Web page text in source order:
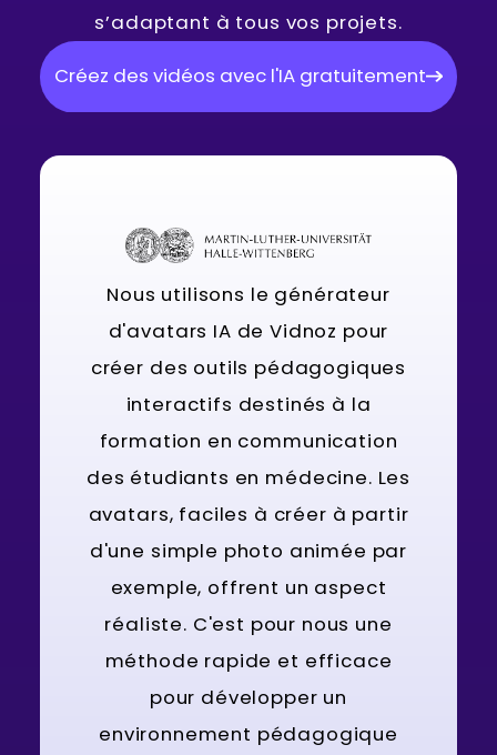
s’adaptant à tous vos projets.
Créez des vidéos avec l'IA gratuitement
Nous utilisons le générateur
d'avatars IA de Vidnoz pour
créer des outils pédagogiques
interactifs destinés à la
formation en communication
des étudiants en médecine. Les
avatars, faciles à créer à partir
d'une simple photo animée par
exemple, offrent un aspect
réaliste. C'est pour nous une
méthode rapide et efficace
pour développer un
environnement pédagogique